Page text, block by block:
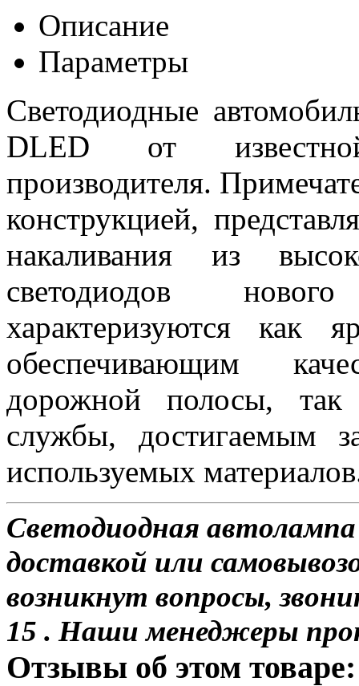
Описание
Параметры
Светодиодные
DLED от
производителя.
конструкцией,
накаливания из
светодиодов
характеризуются
обеспечивающим
дорожной полосы,
службы, достигаемым
используемых
Светодиодная
доставкой или
возникнут вопросы,
15 . Наши менеджеры
Отзывы об этом товаре: